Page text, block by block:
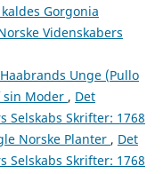
Gorgonia
Videnskabers
Unge (Pullo
sin Moder , Det
Selskabs Skrifter: 1768
Norske Planter , Det
Selskabs Skrifter: 1768